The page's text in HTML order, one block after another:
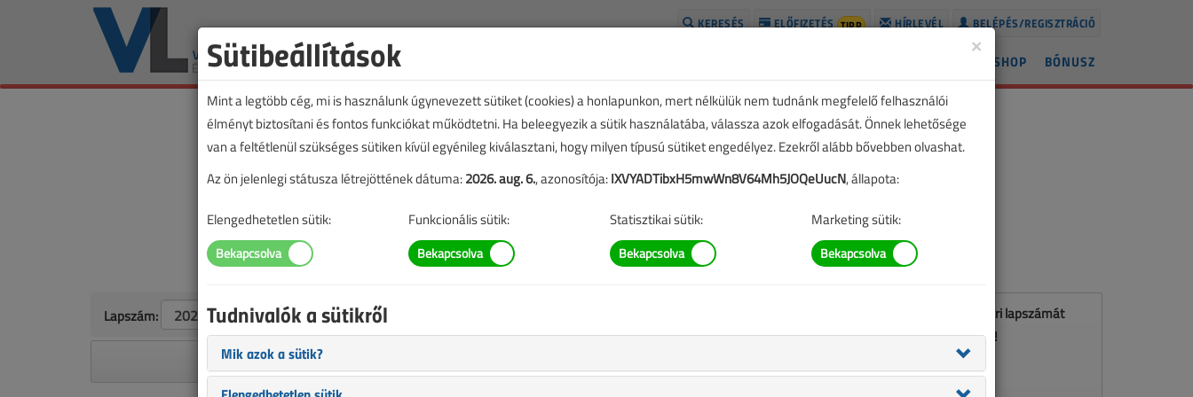
BELÉPÉS/REGISZTRÁCIÓ
HÍRLEVÉL
ELŐFIZETÉS TIPP
KERESÉS
BÓNUSZ
SHOP
Lapszám:
A megjelenések éves ütemezése a
Töltse le a VL 2024. szeptemberi lapszámát
PDF formátumban!
LETÖLTÉS
×
Sütibeállítások
Mint a legtöbb cég, mi is használunk úgynevezett sütiket (cookies) a honlapunkon, mert nélkülük nem tudnánk megfelelő felhasználói
élményt biztosítani és fontos funkciókat működtetni. Ha beleegyezik a sütik használatába, válassza azok elfogadását. Önnek lehetősége
van a feltétlenül szükséges sütiken kívül egyénileg kiválasztani, hogy milyen típusú sütiket engedélyez. Ezekről alább bővebben olvashat.
Az ön jelenlegi státusza létrejöttének dátuma:2026. aug. 6., azonosítója:IXVYADTibxH5mwWn8V64Mh5JOQeUucN, állapota:
Elengedhetetlen sütik: Funkcionális sütik: Statisztikai sütik: Marketing sütik:
Tudnivalók a sütikről
Mik azok a sütik?